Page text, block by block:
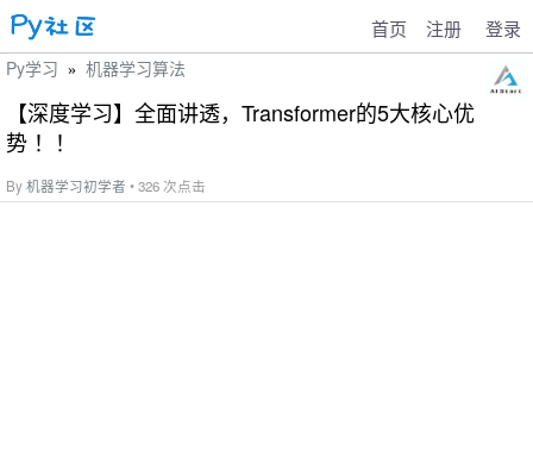
首页 注册 登录
Py学习 » 机器学习算法
【深度学习】全面讲透，Transformer的5大核心优
势 ！！
By机器学习初学者 • 326 次点击